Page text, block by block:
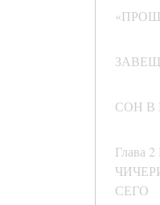
СОН
Глава
СЕГО